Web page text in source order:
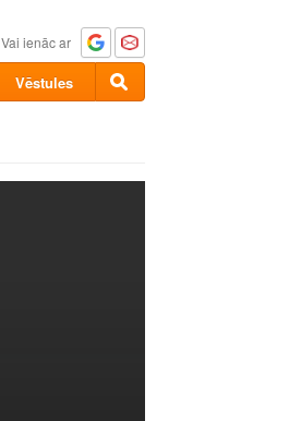
Vai ienāc ar
Vēstules